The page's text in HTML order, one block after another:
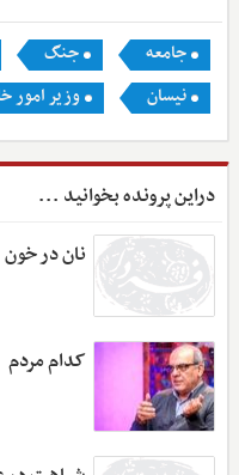
جامعه جنگ
نیسان
وزیر امور
دراین پرونده بخوانید ...
نان در خون
کدام مردم